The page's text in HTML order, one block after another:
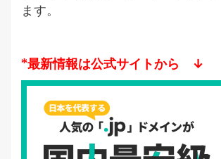
ます。
*最新情報は公式サイトから ↓